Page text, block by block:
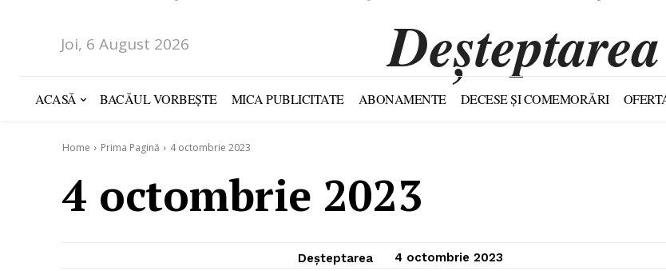
Joi, 6 August 2026 Deșteptarea
ACASĂ BACĂUL VORBEȘTE MICA PUBLICITATE ABONAMENTE DECESE ȘI COMEMORĂRI
Home Prima Pagină 4 octombrie 2023
4 octombrie 2023
Deșteptarea 4 octombrie 2023